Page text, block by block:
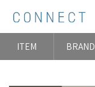
ITEM BRAND